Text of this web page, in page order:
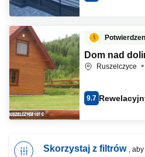
Dom nad
Ruszelczyce
9.7
Skorzystaj z filtrów ,